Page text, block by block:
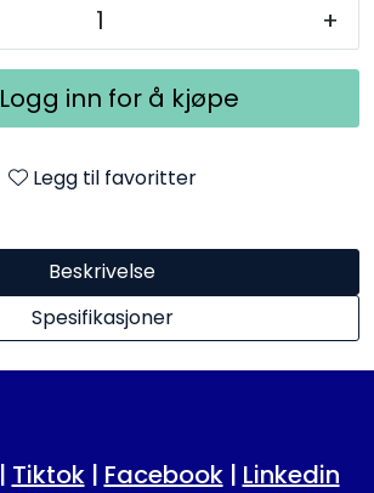
+
Logg inn for å kjøpe
Legg til favoritter
Beskrivelse
Spesifikasjoner
| Tiktok| Facebook| Linkedin